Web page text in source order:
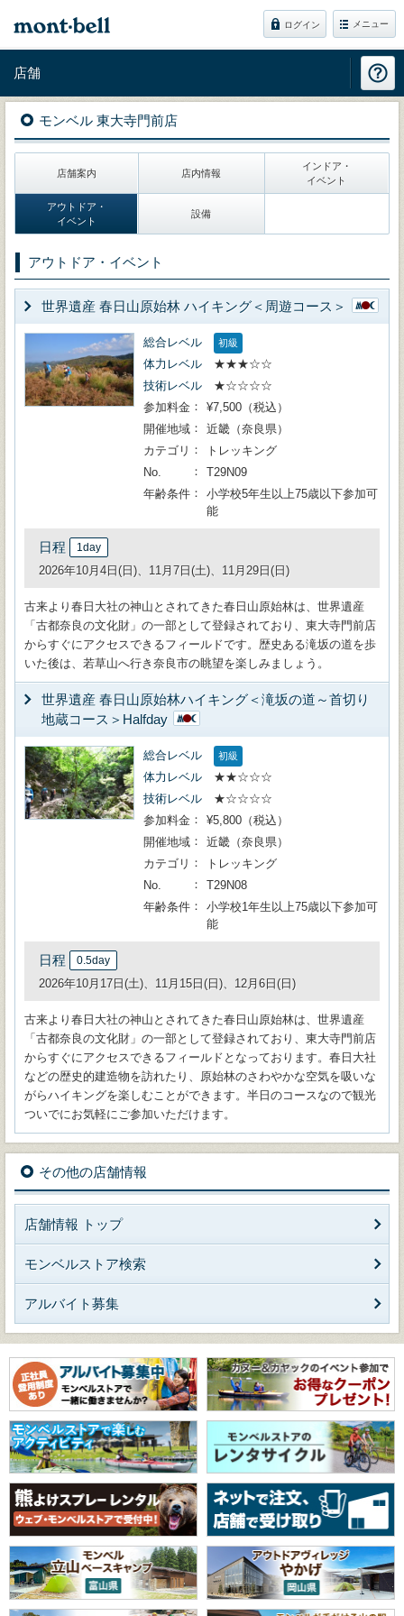
ログイン メニュー
店舗
モンベル 東大寺門前店
店舗案内 店内情報
インドア・
イベント
アウトドア・
イベント
設備
アウトドア・イベント
世界遺産 春日山原始林 ハイキング＜周遊コース＞
総合レベル 初級
体力レベル
★★★☆☆
技術レベル
★☆☆☆☆
参加料金
¥7,500（税込）
開催地域
近畿（奈良県）
カテゴリ
トレッキング
No.
T29N09
年齢条件
小学校5年生以上75歳以下参加可
能
日程 1day
2026年10月4日(日)、11月7日(土)、11月29日(日)
古来より春日大社の神山とされてきた春日山原始林は、世界遺産
「古都奈良の文化財」の一部として登録されており、東大寺門前店
からすぐにアクセスできるフィールドです。歴史ある滝坂の道を歩
いた後は、若草山へ行き奈良市の眺望を楽しみましょう。
世界遺産 春日山原始林ハイキング＜滝坂の道～首切り
地蔵コース＞Halfday
総合レベル 初級
体力レベル
★★☆☆☆
技術レベル
★☆☆☆☆
参加料金
¥5,800（税込）
開催地域
近畿（奈良県）
カテゴリ
トレッキング
No.
T29N08
年齢条件
小学校1年生以上75歳以下参加可
能
日程 0.5day
2026年10月17日(土)、11月15日(日)、12月6日(日)
古来より春日大社の神山とされてきた春日山原始林は、世界遺産
「古都奈良の文化財」の一部として登録されており、東大寺門前店
からすぐにアクセスできるフィールドとなっております。春日大社
などの歴史的建造物を訪れたり、原始林のさわやかな空気を吸いな
がらハイキングを楽しむことができます。半日のコースなので観光
ついでにお気軽にご参加いただけます。
その他の店舗情報
店舗情報 トップ
モンベルストア検索
アルバイト募集